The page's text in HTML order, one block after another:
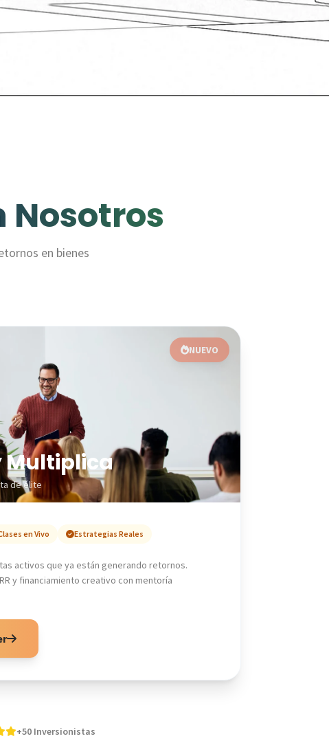
Nosotros
en bienes
NUEVO
Multiplica
de élite
en Vivo Estrategias Reales
activos que ya están generando retornos.
y financiamiento creativo con mentoría
+50 Inversionistas